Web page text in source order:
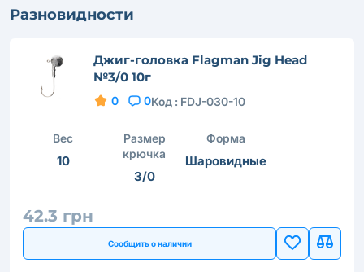
Разновидности
Джиг-головка Flagman Jig Head
№3/0 10г
0 0Код : FDJ-030-10
Вес
10
Размер
крючка
3/0
Форма
Шаровидные
42.3 грн
Сообщить о наличии